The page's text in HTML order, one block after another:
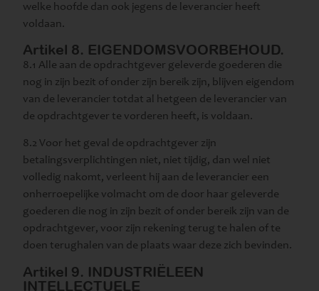
welke hoofde dan ook jegens de leverancier heeft
voldaan.
Artikel 8. EIGENDOMSVOORBEHOUD.
8.1 Alle aan de opdrachtgever geleverde goederen die
nog in zijn bezit of onder zijn bereik zijn, blijven eigendom
van de leverancier totdat al hetgeen de leverancier van
de opdrachtgever te vorderen heeft, is voldaan.
8.2 Voor het geval de opdrachtgever zijn
betalingsverplichtingen niet, niet tijdig, dan wel niet
volledig nakomt, verleent hij aan de leverancier een
onherroepelijke volmacht om de door haar geleverde
goederen die nog in zijn bezit of onder bereik zijn van de
opdrachtgever, voor zijn rekening terug te halen of te
doen terughalen van de plaats waar deze zich bevinden.
Artikel 9. INDUSTRIËLEEN
INTELLECTUELE